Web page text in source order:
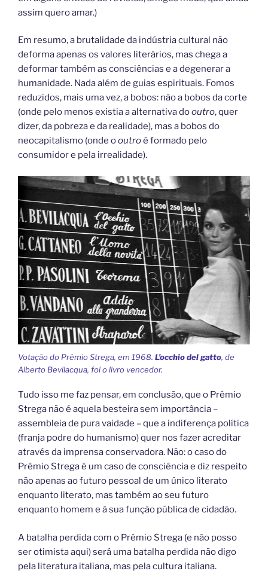
assim quero amar.)
Em resumo, a brutalidade da indústria cultural não
deforma apenas os valores literários, mas chega a
deformar também as consciências e a degenerar a
humanidade. Nada além de guias espirituais. Fomos
reduzidos, mais uma vez, a bobos: não a bobos da corte
(onde pelo menos existia a alternativa dooutro, quer
dizer, da pobreza e da realidade), mas a bobos do
neocapitalismo (onde ooutroé formado pelo
consumidor e pela irrealidade).
Votação do Prêmio Strega, em 1968. L’occhio del gatto, de
Alberto Bevilacqua, foi o livro vencedor.
Tudo isso me faz pensar, em conclusão, que o Prêmio
Strega não é aquela besteira sem importância –
assembleia de pura vaidade – que a indiferença política
(franja podre do humanismo) quer nos fazer acreditar
através da imprensa conservadora. Não: o caso do
Prêmio Strega é um caso de consciência e diz respeito
não apenas ao futuro pessoal de um único literato
enquanto literato, mas também ao seu futuro
enquanto homem e à sua função pública de cidadão.
A batalha perdida com o Prêmio Strega (e não posso
ser otimista aqui) será uma batalha perdida não digo
pela literatura italiana, mas pela cultura italiana.